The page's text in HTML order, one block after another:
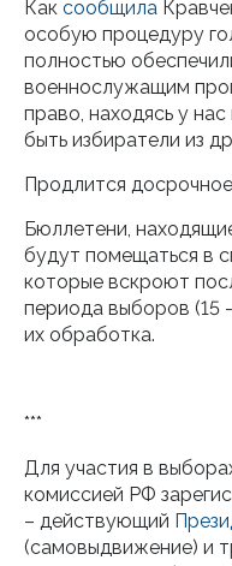
Как сообщила
особую процедуру
полностью
военнослужащим
право, находясь у
быть избиратели из
Продлится
Бюллетени,
будут помещаться в
которые вскроют
периода выборов (15
их обработка.
***
Для участия в
комиссией РФ
– действующий
(самовыдвижение) и